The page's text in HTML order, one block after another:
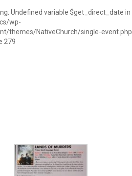
: Undefined variable $get_direct_date in
wp-
themes/NativeChurch/single-event.php
279